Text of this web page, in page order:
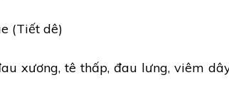
(Tiết dê)
xương, tê thấp, đau lưng, viêm